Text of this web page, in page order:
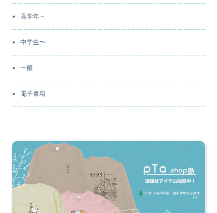
高学年～
中学生〜
一般
電子書籍